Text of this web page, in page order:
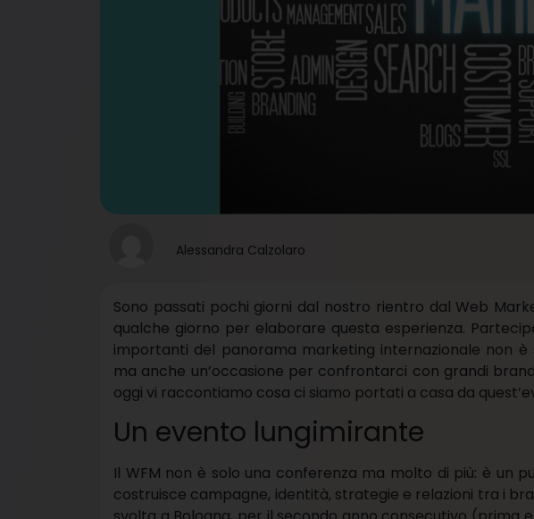
Alessandra Calzolaro
Sono passati pochi giorni dal nostro rientro dal Web
qualche giorno per elaborare questa esperienza.
importanti del panorama marketing internazionale non
ma anche un’occasione per confrontarci con grandi
oggi vi raccontiamo cosa ci siamo portati a casa da
Un evento lungimirante
Il WFM non è solo una conferenza ma molto di più: è un
costruisce campagne, identità, strategie e relazioni tra i